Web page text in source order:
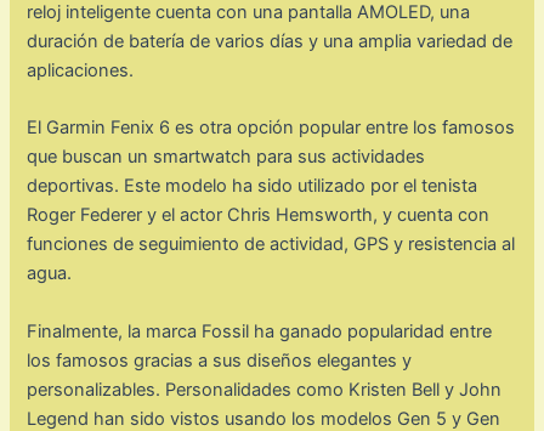
reloj inteligente cuenta con una pantalla AMOLED, una
duración de batería de varios días y una amplia variedad de
aplicaciones.
El Garmin Fenix 6 es otra opción popular entre los famosos
que buscan un smartwatch para sus actividades
deportivas. Este modelo ha sido utilizado por el tenista
Roger Federer y el actor Chris Hemsworth, y cuenta con
funciones de seguimiento de actividad, GPS y resistencia al
agua.
Finalmente, la marca Fossil ha ganado popularidad entre
los famosos gracias a sus diseños elegantes y
personalizables. Personalidades como Kristen Bell y John
Legend han sido vistos usando los modelos Gen 5 y Gen